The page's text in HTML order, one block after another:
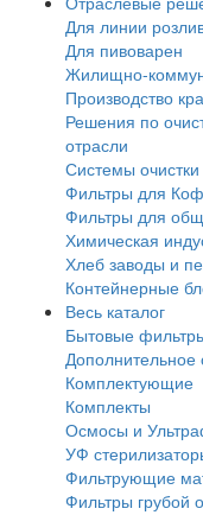
Для линии
Для пивоварен
Жилищно-
Производство
Решения по
отрасли
Системы
Фильтры для
Фильтры для
Химическая
Хлеб заводы и
Контейнерные
Весь каталог
Бытовые
Дополнительное
Комплектующие
Комплекты
Осмосы и
УФ
Фильтрующие
Фильтры грубой